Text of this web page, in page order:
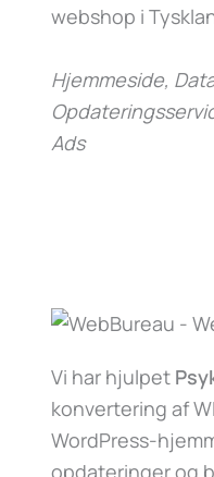
webshop i
Hjemmeside,
Ads
Vi har hjulpet
konvertering af
WordPress-
opdateringer og